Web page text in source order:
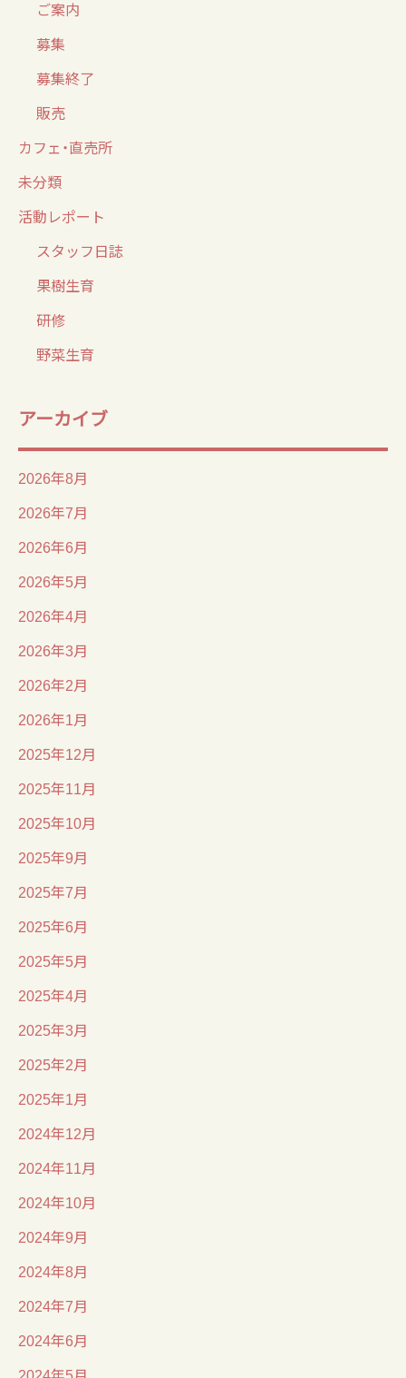
ご案内
募集
募集終了
販売
カフェ・直売所
未分類
活動レポート
スタッフ日誌
果樹生育
研修
野菜生育
アーカイブ
2026年8月
2026年7月
2026年6月
2026年5月
2026年4月
2026年3月
2026年2月
2026年1月
2025年12月
2025年11月
2025年10月
2025年9月
2025年7月
2025年6月
2025年5月
2025年4月
2025年3月
2025年2月
2025年1月
2024年12月
2024年11月
2024年10月
2024年9月
2024年8月
2024年7月
2024年6月